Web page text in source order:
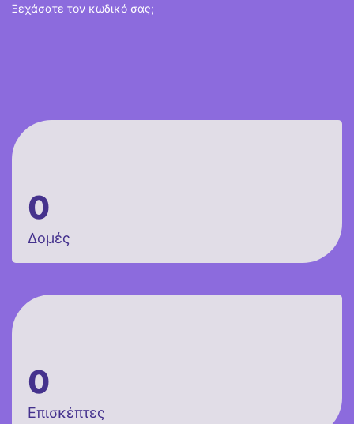
Ξεχάσατε τον κωδικό σας;
0
Δομές
0
Επισκέπτες